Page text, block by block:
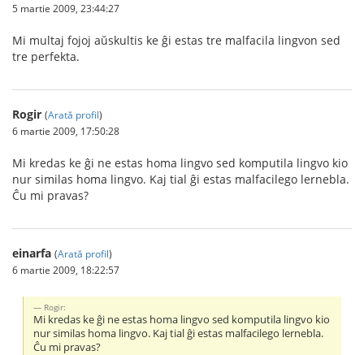
5 martie 2009, 23:44:27
Mi multaj fojoj aŭskultis ke ĝi estas tre malfacila lingvon sed
tre perfekta.
Rogir (Arată profil)
6 martie 2009, 17:50:28
Mi kredas ke ĝi ne estas homa lingvo sed komputila lingvo kio
nur similas homa lingvo. Kaj tial ĝi estas malfacilego lernebla.
Ĉu mi pravas?
einarfa (Arată profil)
6 martie 2009, 18:22:57
Rogir:
Mi kredas ke ĝi ne estas homa lingvo sed komputila lingvo kio
nur similas homa lingvo. Kaj tial ĝi estas malfacilego lernebla.
Ĉu mi pravas?